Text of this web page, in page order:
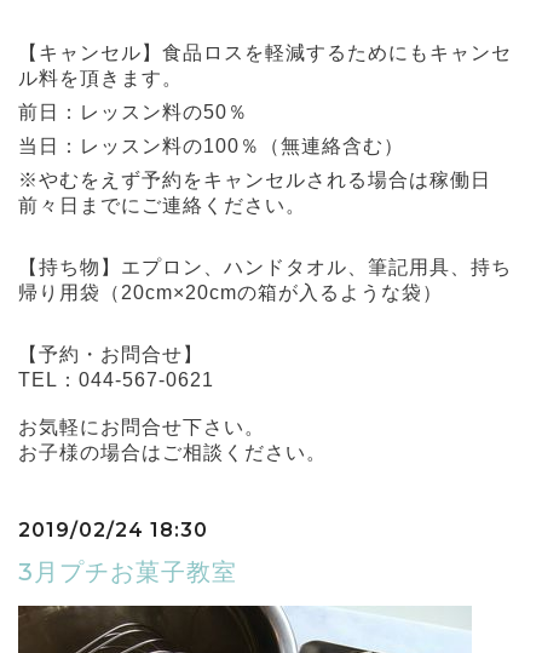
【キャンセル】食品ロスを軽減するためにもキャンセ
ル料を頂きます。
前日：レッスン料の50％
当日：レッスン料の100％（無連絡含む）
※やむをえず予約をキャンセルされる場合は稼働日
前々日までにご連絡ください。
【持ち物】エプロン、ハンドタオル、筆記用具、持ち
帰り用袋（20cm×20cmの箱が入るような袋）
【予約・お問合せ】
TEL： 044-567-0621
お気軽にお問合せ下さい。
お子様の場合はご相談ください。
2019/02/24 18:30
3月プチお菓子教室